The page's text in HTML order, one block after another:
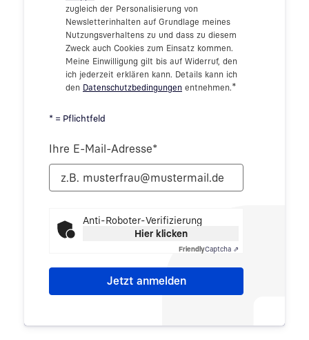
zugleich der Personalisierung von
Newsletterinhalten auf Grundlage meines
Nutzungsverhaltens zu und dass zu diesem
Zweck auch Cookies zum Einsatz kommen.
Meine Einwilligung gilt bis auf Widerruf, den
ich jederzeit erklären kann. Details kann ich
den Datenschutzbedingungen entnehmen.*
* = Pflichtfeld
Ihre E-Mail-Adresse*
Anti-Roboter-Verifizierung
Hier klicken
FriendlyCaptcha ⇗